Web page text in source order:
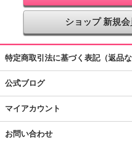
ショップ 新規
特定商取引法に基づく表記（返品な
公式ブログ
マイアカウント
お問い合わせ